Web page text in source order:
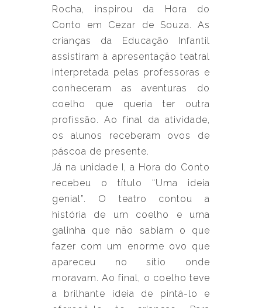
Rocha, inspirou da Hora do
Conto em Cezar de Souza. As
crianças da Educação Infantil
assistiram à apresentação teatral
interpretada pelas professoras e
conheceram as aventuras do
coelho que queria ter outra
profissão. Ao final da atividade,
os alunos receberam ovos de
páscoa de presente.
Já na unidade I, a Hora do Conto
recebeu o título “Uma ideia
genial”. O teatro contou a
história de um coelho e uma
galinha que não sabiam o que
fazer com um enorme ovo que
apareceu no sítio onde
moravam. Ao final, o coelho teve
a brilhante ideia de pintá-lo e